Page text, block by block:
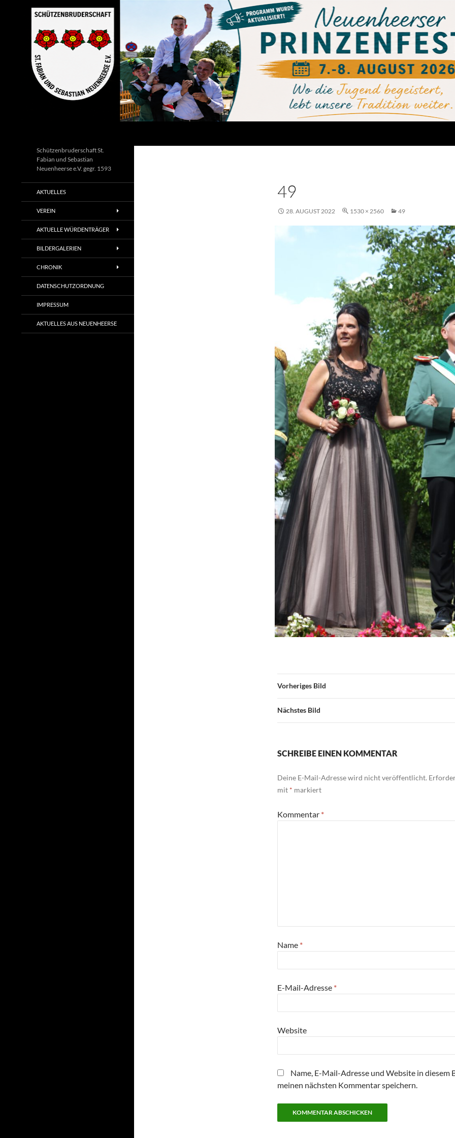
49
28. AUGUST 2022 1530 × 2560 49
Vorheriges Bild
Nächstes Bild
SCHREIBE EINEN KOMMENTAR
Deine E-Mail-Adresse wird nicht veröffentlicht.
mit * markiert
Kommentar *
Name *
E-Mail-Adresse *
Website
Name, E-Mail-Adresse und Website in diesem
meinen nächsten Kommentar speichern.
Schützenbruderschaft St.
Fabian und Sebastian
Neuenheerse e.V. gegr. 1593
AKTUELLES
VEREIN
AKTUELLE WÜRDENTRÄGER
BILDERGALERIEN
CHRONIK
DATENSCHUTZORDNUNG
IMPRESSUM
AKTUELLES AUS NEUENHEERSE